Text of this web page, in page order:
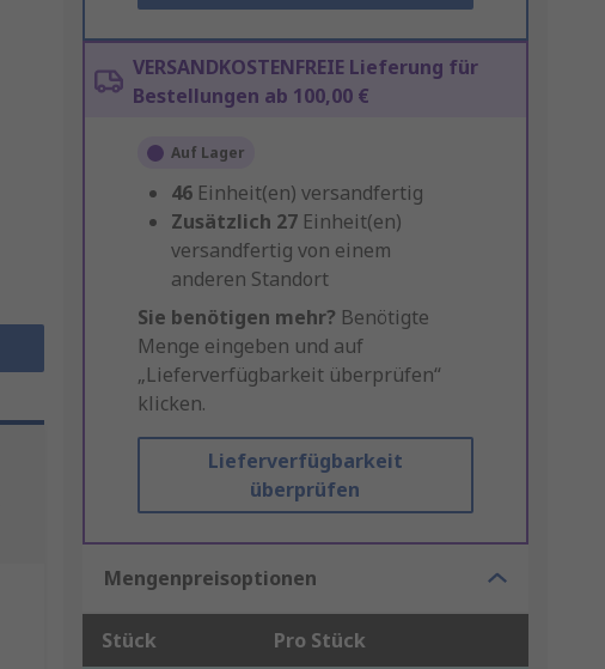
VERSANDKOSTENFREIE Lieferung für
Bestellungen ab 100,00 €
Auf Lager
46 Einheit(en) versandfertig
Zusätzlich 27 Einheit(en)
versandfertig von einem
anderen Standort
Sie benötigen mehr? Benötigte
Menge eingeben und auf
„Lieferverfügbarkeit überprüfen“
klicken.
Lieferverfügbarkeit
überprüfen
Mengenpreisoptionen
Stück Pro Stück